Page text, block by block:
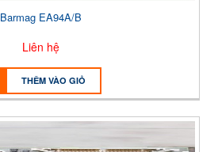
Barmag EA94A/B
Liên hệ
THÊM VÀO GIỎ